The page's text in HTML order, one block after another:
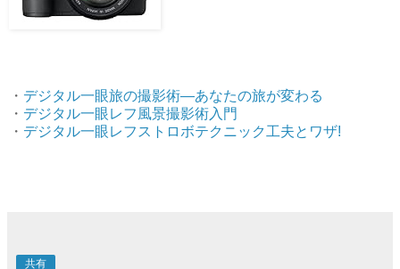
・ デジタル一眼旅の撮影術―あなたの旅が変わる
・ デジタル一眼レフ風景撮影術入門
・ デジタル一眼レフストロボテクニック工夫とワザ!
共有